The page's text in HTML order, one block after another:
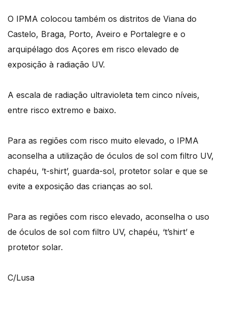
O IPMA colocou também os distritos de Viana do
Castelo, Braga, Porto, Aveiro e Portalegre e o
arquipélago dos Açores em risco elevado de
exposição à radiação UV.
A escala de radiação ultravioleta tem cinco níveis,
entre risco extremo e baixo.
Para as regiões com risco muito elevado, o IPMA
aconselha a utilização de óculos de sol com filtro UV,
chapéu, ‘t-shirt’, guarda-sol, protetor solar e que se
evite a exposição das crianças ao sol.
Para as regiões com risco elevado, aconselha o uso
de óculos de sol com filtro UV, chapéu, ‘t’shirt’ e
protetor solar.
C/Lusa